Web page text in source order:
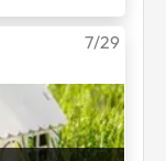
7/29